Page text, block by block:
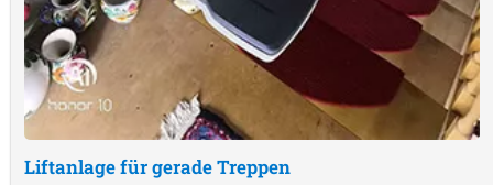
Liftanlage für gerade Treppen